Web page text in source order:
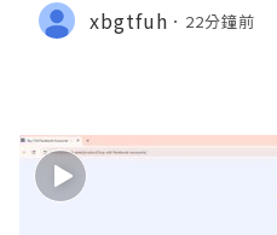
xbgtfuh 22分鐘前